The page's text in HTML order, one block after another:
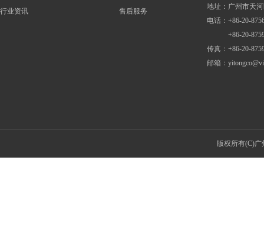
地址：广州市天
电话：+86-20-
+86-20-
传真：+86-20-
邮箱：
行业资讯
售后服务
版权所有(C)